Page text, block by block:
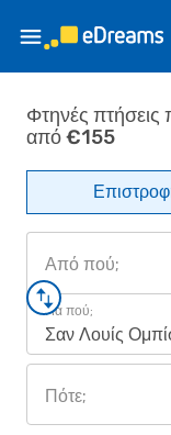
Φτηνές
από €155
Από πού;
Για πού;
Σαν Λουίς
Πότε;